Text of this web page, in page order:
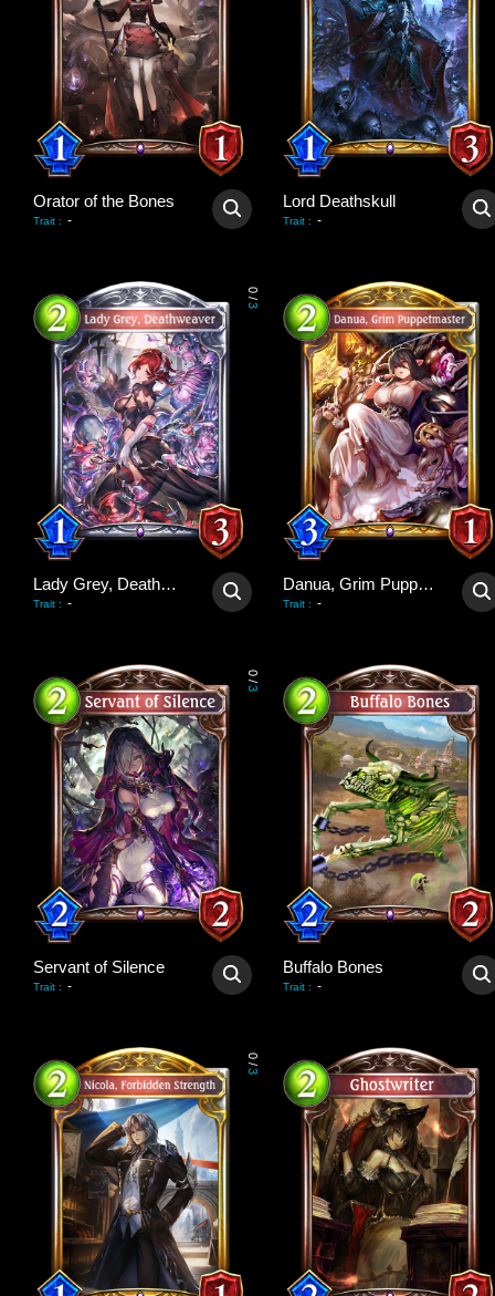
Orator of the Bones
Trait : -
Lord Deathskull
Trait : -
0
/
3
Lady Grey, Deathweaver
Trait : -
Danua, Grim Puppetmaster
Trait : -
0
/
3
Servant of Silence
Trait : -
Buffalo Bones
Trait : -
0
/
3